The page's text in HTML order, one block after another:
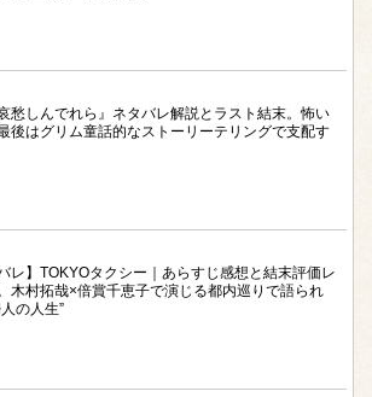
愁しんでれら』ネタバレ解説とラスト結末。怖い
後はグリム童話的なストーリーテリングで支配す
バレ】TOKYOタクシー｜あらすじ感想と結末評価レ
木村拓哉×倍賞千恵子で演じる都内巡りで語られ
の人生”